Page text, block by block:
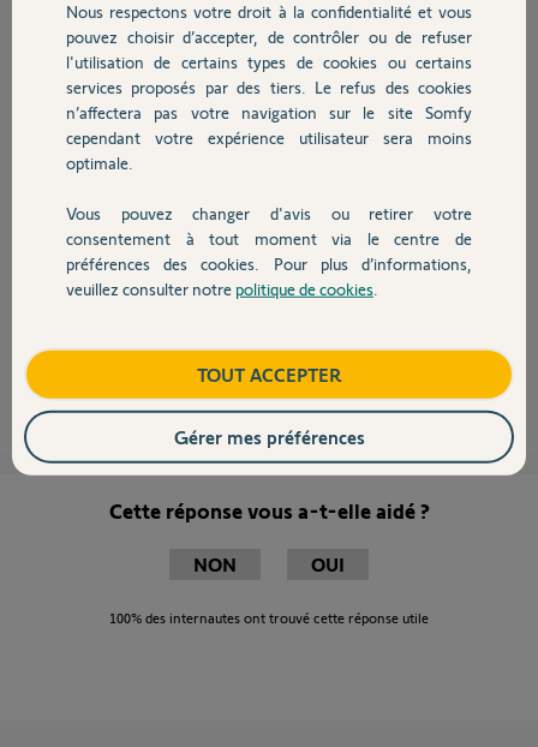
Chauffage
Autres produits
Devis avec un pro
Contact
Merci de vos réponses
OLIVIER B.
il y a plus de 11 ans
Participer au fil de discussion
Salut,
Si tu n'as pas besoin de l'accès à distance, tu peux la fixer où tu veux du
il y a plus de 11 ans
Cette réponse vous a-t-elle aidé ?
NON OUI
100% des internautes ont trouvé cette réponse utile
Nous respectons votre droit à la confidentialité et vous
pouvez choisir d’accepter, de contrôler ou de refuser
l'utilisation de certains types de cookies ou certains
services proposés par des tiers. Le refus des cookies
n’affectera pas votre navigation sur le site Somfy
cependant votre expérience utilisateur sera moins
optimale.
Vous pouvez changer d'avis ou retirer votre
consentement à tout moment via le centre de
préférences des cookies. Pour plus d’informations,
veuillez consulter notre politique de cookies
TOUT ACCEPTER
Gérer mes préférences